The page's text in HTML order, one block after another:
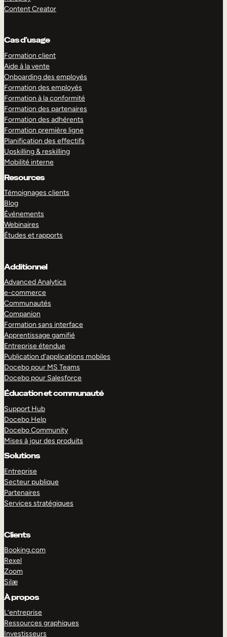
Content Creator
Cas d’usage
Formation client
Aide à la vente
Onboarding des employés
Formation des employés
Formation à la conformité
Formation des partenaires
Formation des adhérents
Formation première ligne
Planification des effectifs
Upskilling & reskilling
Mobilité interne
Resources
Témoignages clients
Blog
Événements
Webinaires
Études et rapports
Additionnel
Advanced Analytics
e-commerce
Communautés
Companion
Formation sans interface
Apprentissage gamifié
Entreprise étendue
Publication d’applications mobiles
Docebo pour MS Teams
Docebo pour Salesforce
Éducation et communauté
Support Hub
Docebo Help
Docebo Community
Mises à jour des produits
Solutions
Entreprise
Secteur publique
Partenaires
Services stratégiques
Clients
Booking.com
Rexel
Zoom
Silæ
À propos
L’entreprise
Ressources graphiques
Investisseurs